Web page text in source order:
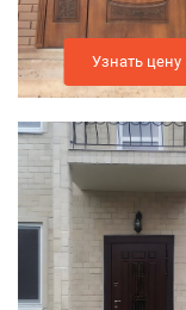
Узнать цену